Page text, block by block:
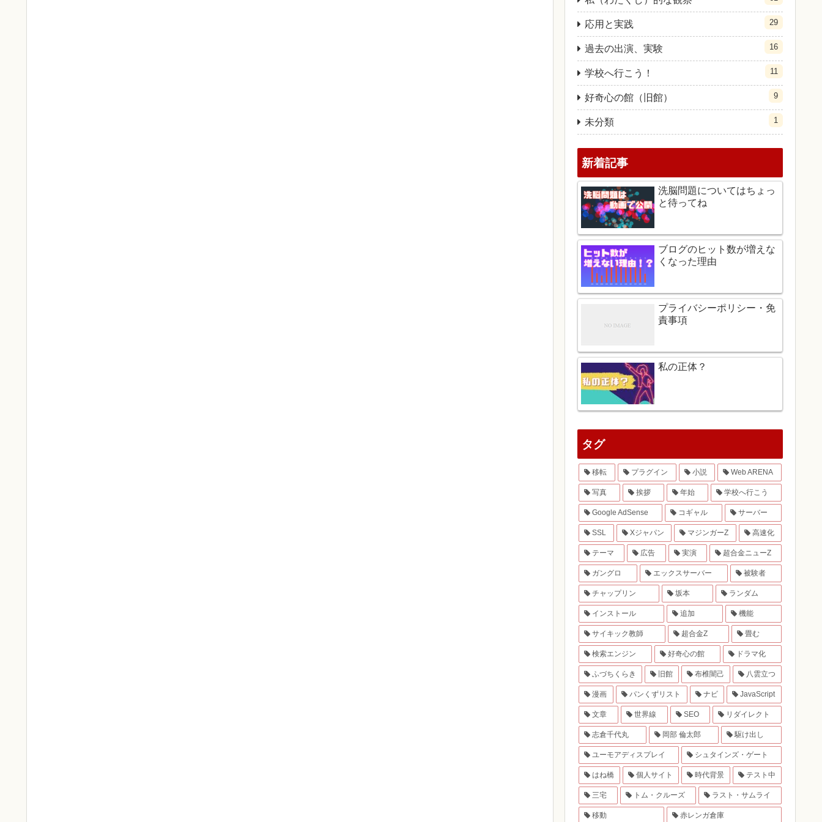
応用と実践 29
過去の出演、実験 16
学校へ行こう！ 11
好奇心の館（旧館） 9
未分類 1
新着記事
洗脳問題についてはちょっ
と待ってね
ブログのヒット数が増えな
くなった理由
プライバシーポリシー・免
責事項
私の正体？
タグ
移転 プラグイン 小説 Web ARENA
写真 挨拶 年始 学校へ行こう
Google AdSense コギャル サーバー
SSL Xジャパン マジンガーZ 高速化
テーマ 広告 実演 超合金ニューZ
ガングロ エックスサーバー 被験者
チャップリン 坂本 ランダム
インストール 追加 機能
サイキック教師 超合金Z 畳む
検索エンジン 好奇心の館 ドラマ化
ふづちくらき 旧館 布椎闇己 八雲立つ
漫画 パンくずリスト ナビ JavaScript
文章 世界線 SEO リダイレクト
志倉千代丸 岡部 倫太郎 駆け出し
ユーモアディスプレイ シュタインズ・ゲート
はね橋 個人サイト 時代背景 テスト中
三宅 トム・クルーズ ラスト・サムライ
移動 赤レンガ倉庫